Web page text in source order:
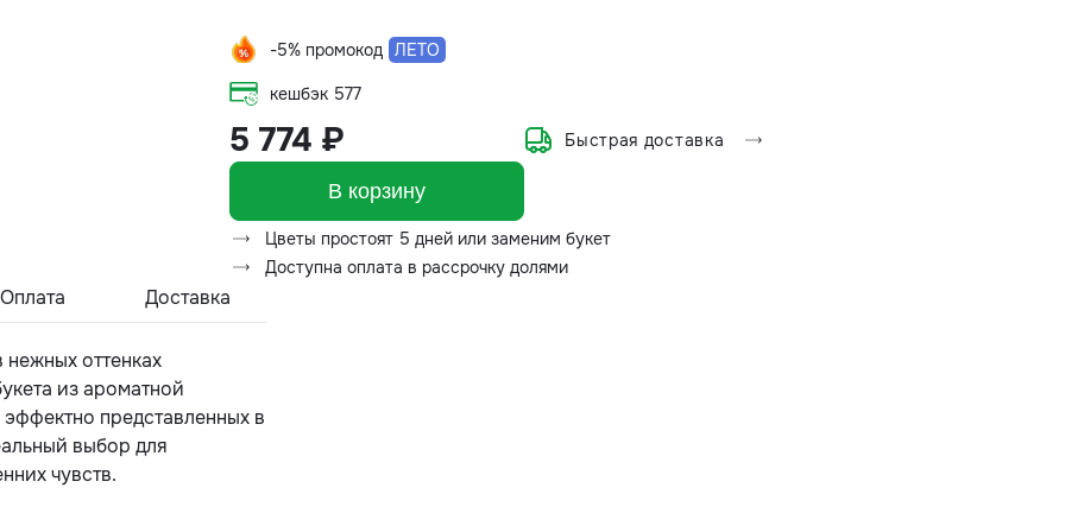
-5% промокод ЛЕТО
кешбэк 577
5 774 ₽ Быстрая доставка
В корзину
Цветы простоят 5 дней или заменим букет
Доступна оплата в рассрочку долями
Оплата Доставка
оттенках
из ароматной
представленных в
выбор для
чувств.